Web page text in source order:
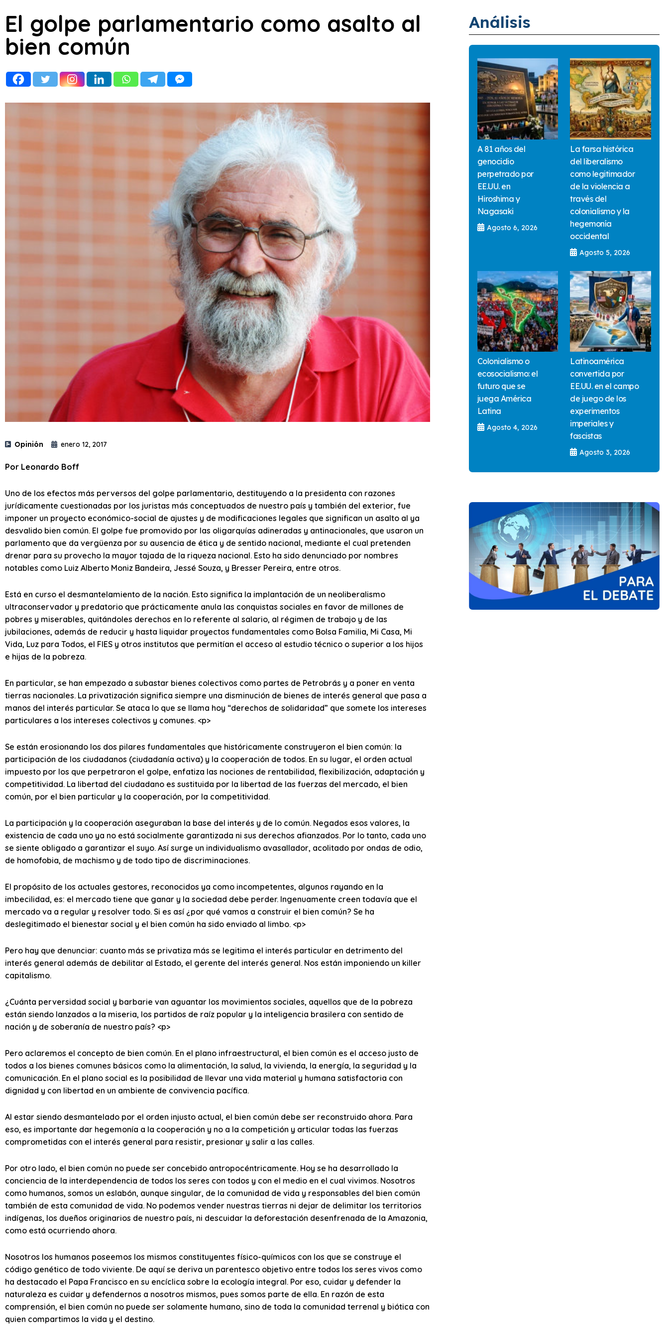
El golpe parlamentario como asalto al
bien común
Opinión enero 12, 2017
Por Leonardo Boff
Uno de los efectos más perversos del golpe parlamentario, destituyendo a la presidenta con razones
jurídicamente cuestionadas por los juristas más conceptuados de nuestro país y también del exterior, fue
imponer un proyecto económico-social de ajustes y de modificaciones legales que significan un asalto al ya
desvalido bien común. El golpe fue promovido por las oligarquías adineradas y antinacionales, que usaron un
parlamento que da vergüenza por su ausencia de ética y de sentido nacional, mediante el cual pretenden
drenar para su provecho la mayor tajada de la riqueza nacional. Esto ha sido denunciado por nombres
notables como Luiz Alberto Moniz Bandeira, Jessé Souza, y Bresser Pereira, entre otros.
Está en curso el desmantelamiento de la nación. Esto significa la implantación de un neoliberalismo
ultraconservador y predatorio que prácticamente anula las conquistas sociales en favor de millones de
pobres y miserables, quitándoles derechos en lo referente al salario, al régimen de trabajo y de las
jubilaciones, además de reducir y hasta liquidar proyectos fundamentales como Bolsa Familia, Mi Casa, Mi
Vida, Luz para Todos, el FIES y otros institutos que permitían el acceso al estudio técnico o superior a los hijos
e hijas de la pobreza.
En particular, se han empezado a subastar bienes colectivos como partes de Petrobrás y a poner en venta
tierras nacionales. La privatización significa siempre una disminución de bienes de interés general que pasa a
manos del interés particular. Se ataca lo que se llama hoy “derechos de solidaridad” que somete los intereses
particulares a los intereses colectivos y comunes. <p>
Se están erosionando los dos pilares fundamentales que históricamente construyeron el bien común: la
participación de los ciudadanos (ciudadanía activa) y la cooperación de todos. En su lugar, el orden actual
impuesto por los que perpetraron el golpe, enfatiza las nociones de rentabilidad, flexibilización, adaptación y
competitividad. La libertad del ciudadano es sustituida por la libertad de las fuerzas del mercado, el bien
común, por el bien particular y la cooperación, por la competitividad.
La participación y la cooperación aseguraban la base del interés y de lo común. Negados esos valores, la
existencia de cada uno ya no está socialmente garantizada ni sus derechos afianzados. Por lo tanto, cada uno
se siente obligado a garantizar el suyo. Así surge un individualismo avasallador, acolitado por ondas de odio,
de homofobia, de machismo y de todo tipo de discriminaciones.
El propósito de los actuales gestores, reconocidos ya como incompetentes, algunos rayando en la
imbecilidad, es: el mercado tiene que ganar y la sociedad debe perder. Ingenuamente creen todavía que el
mercado va a regular y resolver todo. Si es así ¿por qué vamos a construir el bien común? Se ha
deslegitimado el bienestar social y el bien común ha sido enviado al limbo. <p>
Pero hay que denunciar: cuanto más se privatiza más se legitima el interés particular en detrimento del
interés general además de debilitar al Estado, el gerente del interés general. Nos están imponiendo un killer
capitalismo.
¿Cuánta perversidad social y barbarie van aguantar los movimientos sociales, aquellos que de la pobreza
están siendo lanzados a la miseria, los partidos de raíz popular y la inteligencia brasilera con sentido de
nación y de soberanía de nuestro país? <p>
Pero aclaremos el concepto de bien común. En el plano infraestructural, el bien común es el acceso justo de
todos a los bienes comunes básicos como la alimentación, la salud, la vivienda, la energía, la seguridad y la
comunicación. En el plano social es la posibilidad de llevar una vida material y humana satisfactoria con
dignidad y con libertad en un ambiente de convivencia pacífica.
Al estar siendo desmantelado por el orden injusto actual, el bien común debe ser reconstruido ahora. Para
eso, es importante dar hegemonía a la cooperación y no a la competición y articular todas las fuerzas
comprometidas con el interés general para resistir, presionar y salir a las calles.
Por otro lado, el bien común no puede ser concebido antropocéntricamente. Hoy se ha desarrollado la
conciencia de la interdependencia de todos los seres con todos y con el medio en el cual vivimos. Nosotros
como humanos, somos un eslabón, aunque singular, de la comunidad de vida y responsables del bien común
también de esta comunidad de vida. No podemos vender nuestras tierras ni dejar de delimitar los territorios
indígenas, los dueños originarios de nuestro país, ni descuidar la deforestación desenfrenada de la Amazonia,
como está ocurriendo ahora.
Nosotros los humanos poseemos los mismos constituyentes físico-químicos con los que se construye el
código genético de todo viviente. De aquí se deriva un parentesco objetivo entre todos los seres vivos como
ha destacado el Papa Francisco en su encíclica sobre la ecología integral. Por eso, cuidar y defender la
naturaleza es cuidar y defendernos a nosotros mismos, pues somos parte de ella. En razón de esta
comprensión, el bien común no puede ser solamente humano, sino de toda la comunidad terrenal y biótica con
quien compartimos la vida y el destino.
Análisis
A 81 años del
genocidio
perpetrado por
EE.UU. en
Hiroshima y
Nagasaki
Agosto 6, 2026
La farsa histórica
del liberalismo
como legitimador
de la violencia a
través del
colonialismo y la
hegemonía
occidental
Agosto 5, 2026
Colonialismo o
ecosocialismo: el
futuro que se
juega América
Latina
Agosto 4, 2026
Latinoamérica
convertida por
EE.UU. en el campo
de juego de los
experimentos
imperiales y
fascistas
Agosto 3, 2026